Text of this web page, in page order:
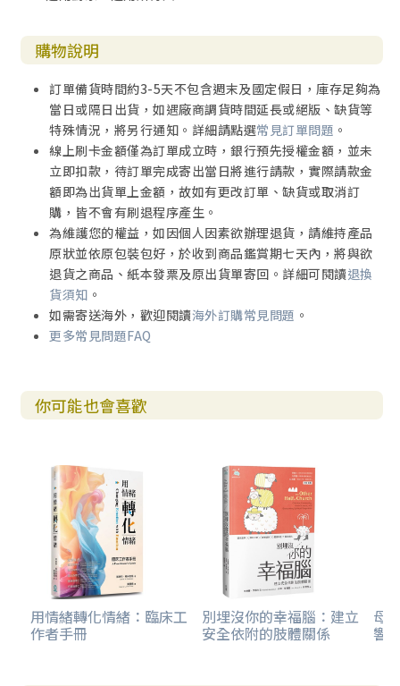
購物說明
訂單備貨時間約3-5天不包含週末及國定假日，庫存足夠為
當日或隔日出貨，如遇廠商調貨時間延長或絕版、缺貨等
特殊情況，將另行通知。詳細請點選常見訂單問題 。
線上刷卡金額僅為訂單成立時，銀行預先授權金額，並未
立即扣款，待訂單完成寄出當日將進行請款，實際請款金
額即為出貨單上金額，故如有更改訂單、缺貨或取消訂
購，皆不會有刷退程序產生。
為維護您的權益，如因個人因素欲辦理退貨，請維持產品
原狀並依原包裝包好，於收到商品鑑賞期七天內，將與欲
退貨之商品、紙本發票及原出貨單寄回。詳細可閱讀退換
貨須知 。
如需寄送海外，歡迎閱讀海外訂購常見問題 。
更多常見問題FAQ
你可能也會喜歡
用情緒轉化情緒：臨床工
作者手冊
別埋沒你的幸福腦：建立
安全依附的肢體關係
母
響